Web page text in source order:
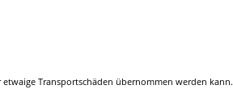
Transportschäden übernommen werden kann.